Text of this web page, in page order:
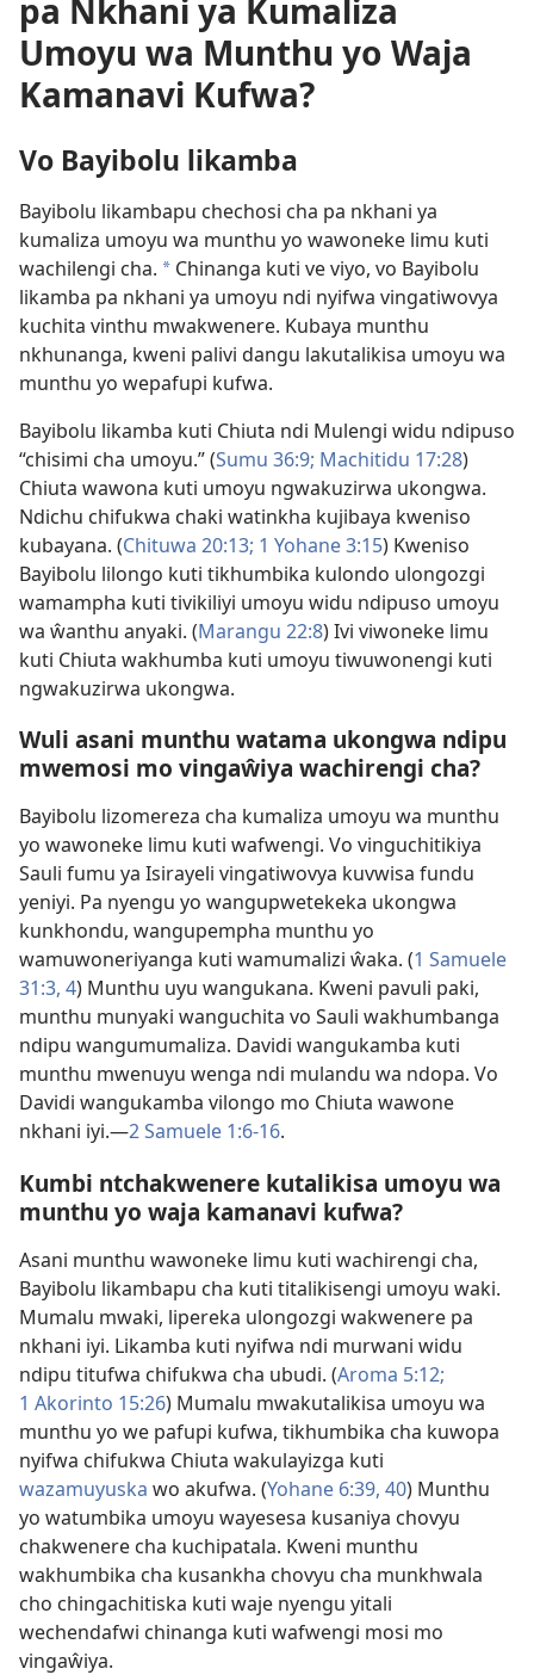
pa Nkhani ya Kumaliza
Umoyu wa Munthu yo Waja
Kamanavi Kufwa?
Vo Bayibolu likamba
Bayibolu likambapu chechosi cha pa nkhani ya
kumaliza umoyu wa munthu yo wawoneke limu kuti
wachilengi cha. a Chinanga kuti ve viyo, vo Bayibolu
likamba pa nkhani ya umoyu ndi nyifwa vingatiwovya
kuchita vinthu mwakwenere. Kubaya munthu
nkhunanga, kweni palivi dangu lakutalikisa umoyu wa
munthu yo wepafupi kufwa.
Bayibolu likamba kuti Chiuta ndi Mulengi widu ndipuso
“chisimi cha umoyu.” (Sumu 36:9; Machitidu 17:28)
Chiuta wawona kuti umoyu ngwakuzirwa ukongwa.
Ndichu chifukwa chaki watinkha kujibaya kweniso
kubayana. (Chituwa 20:13; 1 Yohane 3:​15) Kweniso
Bayibolu lilongo kuti tikhumbika kulondo ulongozgi
wamampha kuti tivikiliyi umoyu widu ndipuso umoyu
wa ŵanthu anyaki. (Marangu 22:8) Ivi viwoneke limu
kuti Chiuta wakhumba kuti umoyu tiwuwonengi kuti
ngwakuzirwa ukongwa.
Wuli asani munthu watama ukongwa ndipu
mwemosi mo vingaŵiya wachirengi cha?
Bayibolu lizomereza cha kumaliza umoyu wa munthu
yo wawoneke limu kuti wafwengi. Vo vinguchitikiya
Sauli fumu ya Isirayeli vingatiwovya kuvwisa fundu
yeniyi. Pa nyengu yo wangupwetekeka ukongwa
kunkhondu, wangupempha munthu yo
wamuwoneriyanga kuti wamumalizi ŵaka. (1 Samuele
31:​3, 4) Munthu uyu wangukana. Kweni pavuli paki,
munthu munyaki wanguchita vo Sauli wakhumbanga
ndipu wangumumaliza. Davidi wangukamba kuti
munthu mwenuyu wenga ndi mulandu wa ndopa. Vo
Davidi wangukamba vilongo mo Chiuta wawone
nkhani iyi.—2 Samuele 1:​6-​16.
Kumbi ntchakwenere kutalikisa umoyu wa
munthu yo waja kamanavi kufwa?
Asani munthu wawoneke limu kuti wachirengi cha,
Bayibolu likambapu cha kuti titalikisengi umoyu waki.
Mumalu mwaki, lipereka ulongozgi wakwenere pa
nkhani iyi. Likamba kuti nyifwa ndi murwani widu
ndipu titufwa chifukwa cha ubudi. (Aroma 5:12;
1 Akorinto 15:26) Mumalu mwakutalikisa umoyu wa
munthu yo we pafupi kufwa, tikhumbika cha kuwopa
nyifwa chifukwa Chiuta wakulayizga kuti
wazamuyuska wo akufwa. (Yohane 6:​39, 40) Munthu
yo watumbika umoyu wayesesa kusaniya chovyu
chakwenere cha kuchipatala. Kweni munthu
wakhumbika cha kusankha chovyu cha munkhwala
cho chingachitiska kuti waje nyengu yitali
wechendafwi chinanga kuti wafwengi mosi mo
vingaŵiya.